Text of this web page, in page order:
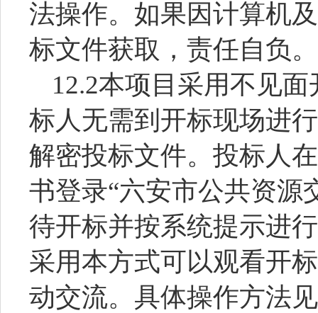
法操作。如果因计算机
标文件获取，责任自负。
12.2本项目采用不见
标人无需到开标现场进
解密投标文件。投标人
书登录“六安市公共资源
待开标并按系统提示进
采用本方式可以观看开
动交流。具体操作方法